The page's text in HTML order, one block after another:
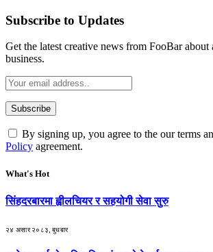
Subscribe to Updates
Get the latest creative news from FooBar about
business.
By signing up, you agree to the our terms
Policy agreement.
What's Hot
सिंहदरबारमा ह्वीलचियर र सहयोगी सेवा सुरु
२४ असार २०८३, बुधबार